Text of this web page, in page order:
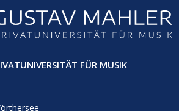
FÜR MUSIK